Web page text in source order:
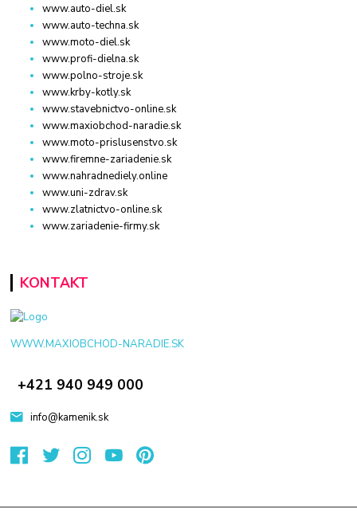
www.auto-diel.sk
www.auto-techna.sk
www.moto-diel.sk
www.profi-dielna.sk
www.polno-stroje.sk
www.krby-kotly.sk
www.stavebnictvo-online.sk
www.maxiobchod-naradie.sk
www.moto-prislusenstvo.sk
www.firemne-zariadenie.sk
www.nahradnediely.online
www.uni-zdrav.sk
www.zlatnictvo-online.sk
www.zariadenie-firmy.sk
KONTAKT
WWW.MAXIOBCHOD-NARADIE.SK
+421 940 949 000
info@kamenik.sk